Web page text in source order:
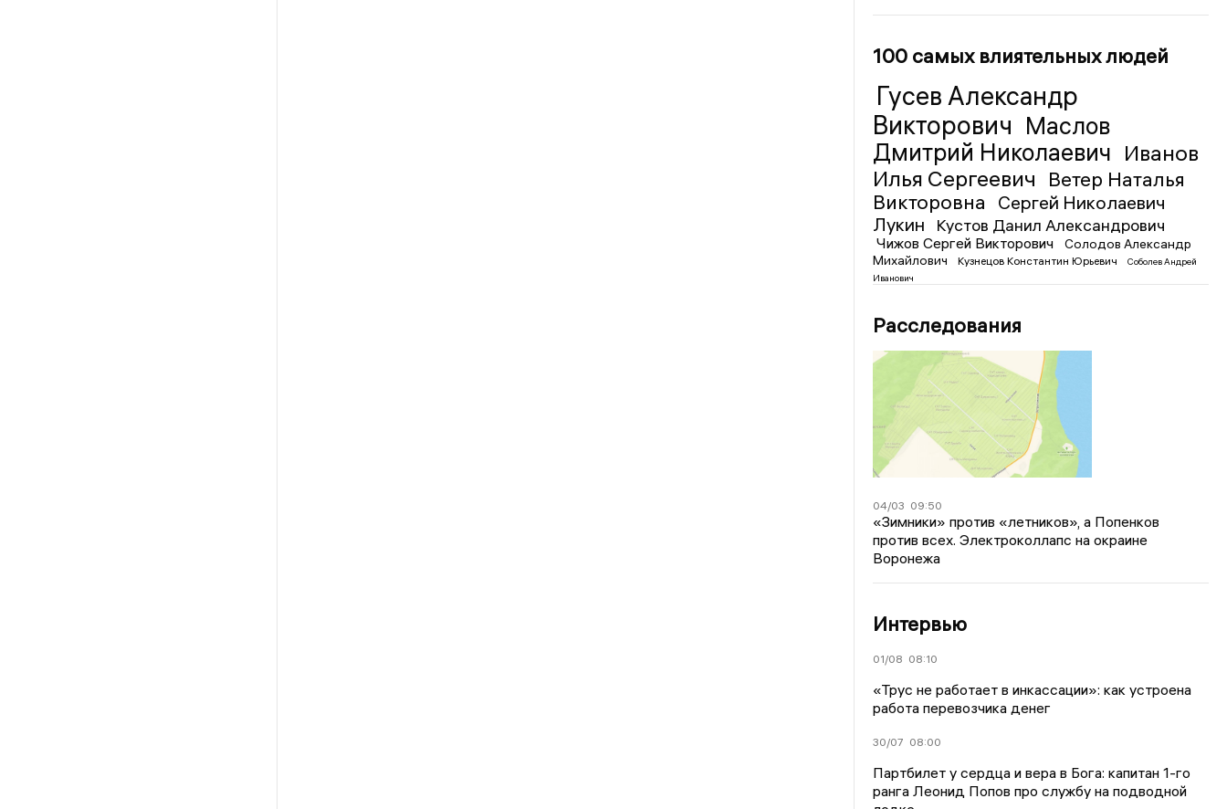
100 самых влиятельных людей
Гусев Александр
Викторович Маслов
Дмитрий Николаевич Иванов
Илья Сергеевич
Ветер Наталья
Викторовна
Сергей Николаевич
Лукин
Кустов Данил Александрович
Чижов Сергей Викторович
Солодов Александр
Михайлович
Кузнецов Константин Юрьевич
Соболев Андрей
Иванович
Расследования
04/03 09:50
«Зимники» против «летников», а Попенков
против всех. Электроколлапс на окраине
Воронежа
Интервью
01/08 08:10
«Трус не работает в инкассации»: как устроена
работа перевозчика денег
30/07 08:00
Партбилет у сердца и вера в Бога: капитан 1-го
ранга Леонид Попов про службу на подводной